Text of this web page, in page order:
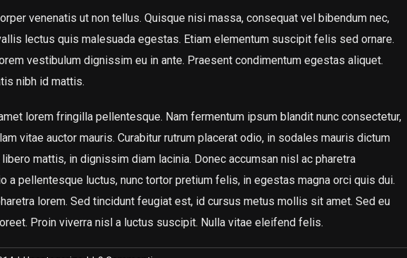
venenatis ut non tellus. Quisque nisi massa, consequat vel bibendum nec,
lectus quis malesuada egestas. Etiam elementum suscipit felis sed ornare.
vestibulum dignissim eu in ante. Praesent condimentum egestas aliquet.
nibh id mattis.
lorem fringilla pellentesque. Nam fermentum ipsum blandit nunc consectetur,
vitae auctor mauris. Curabitur rutrum placerat odio, in sodales mauris dictum
mattis, in dignissim diam lacinia. Donec accumsan nisl ac pharetra
a pellentesque luctus, nunc tortor pretium felis, in egestas magna orci quis dui.
lorem. Sed tincidunt feugiat est, id cursus metus mollis sit amet. Sed eu
Proin viverra nisl a luctus suscipit. Nulla vitae eleifend felis.